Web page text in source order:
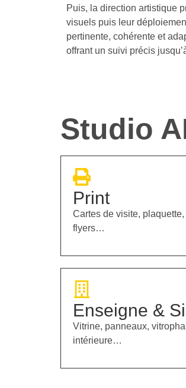
Puis, la direction artistique
visuels puis leur
pertinente, cohérente et
offrant un suivi précis
Studio
Print
Cartes de visite,
flyers…
Enseigne &
Vitrine, panneaux,
intérieure…